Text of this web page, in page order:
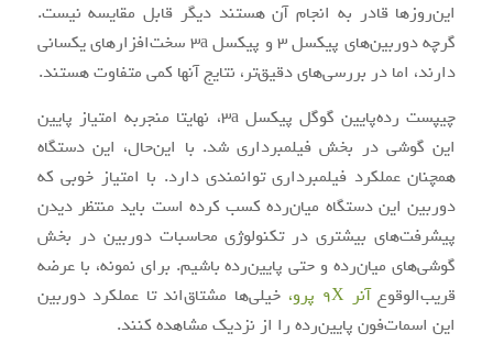
این‌روزها قادر به انجام آن هستند دیگر قابل مقایسه نیست.
گرچه دوربین‌های پیکسل 3 و پیکسل 3a سخت‌افزارهای یکسانی
دارند، اما در بررسی‌های دقیق‌تر، نتایج آنها کمی متفاوت هستند.
چیپست رده‌پایین گوگل پیکسل 3a، نهایتا منجربه امتیاز پایین
این گوشی در بخش فیلمبرداری شد. با این‌حال، این دستگاه
همچنان عملکرد فیلمبرداری توانمندی دارد. با امتیاز خوبی که
دوربین این دستگاه میان‌رده کسب کرده است باید منتظر دیدن
پیشرفت‌های بیشتری در تکنولوژی محاسبات دوربین در بخش
گوشی‌های میان‌رده و حتی پایین‌رده باشیم. برای نمونه، با عرضه
قریب‌الوقوعآنر 9X پرو،
خیلی‌ها مشتاق‌اند تا عملکرد دوربین
این اسمات‌فون پایین‌رده را از نزدیک مشاهده کنند.